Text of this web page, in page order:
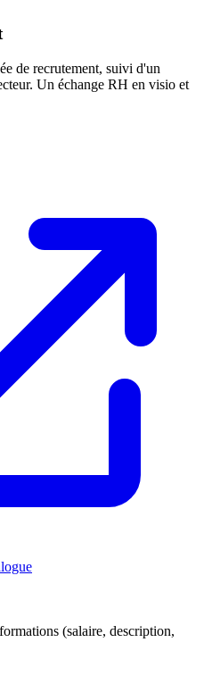
de recrutement, suivi d'un
Un échange RH en visio et
(salaire, description,